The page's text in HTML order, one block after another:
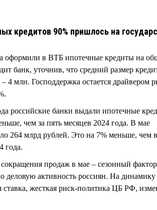
кредитов 90% пришлось на
оформили в ВТБ ипотечные кредиты на
банк, уточнив, что средний размер
4 млн. Господдержка остается драйвером
российские банки выдали ипотечные
чем за пять месяцев 2024 года. В мае
264 млрд рублей. Это на 7% меньше, чем
года.
продаж в мае – сезонный
деловую активность россиян. На динамику
жесткая риск-политика ЦБ РФ,